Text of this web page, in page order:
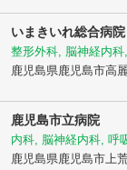
いまきいれ総合病院
整形外科, 脳神経内科
鹿児島県鹿児島市高
鹿児島市立病院
内科, 脳神経内科, 呼
鹿児島県鹿児島市 上